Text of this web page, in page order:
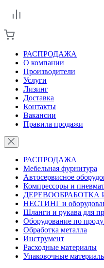
РАСПРОДАЖА
О компании
Производители
Услуги
Лизинг
Доставка
Контакты
Вакансии
Правила продажи
РАСПРОДАЖА
Мебельная фурнитура
Автосервисное
Компрессоры и
ДЕРЕВООБРАБОТКА
НЕСТИНГ и
Шланги и рукава для
Оборудование по
Обработка металла
Инструмент
Расходные материалы
Упаковочные